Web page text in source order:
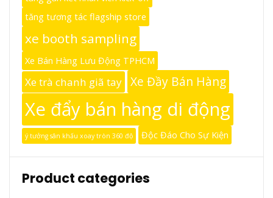
tăng tương tác flagship store
xe booth sampling
Xe Bán Hàng Lưu Động TPHCM
Xe trà chanh giã tay Xe Đầy Bán Hàng
Xe đẩy bán hàng di động
ý tưởng sân khấu xoay tròn 360 độ Độc Đáo Cho Sự Kiện
Product categories